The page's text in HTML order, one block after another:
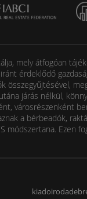
mely átfogóan
érdeklődő
járás nélkül,
városrészenként
a bérbeadók,
módszertana.